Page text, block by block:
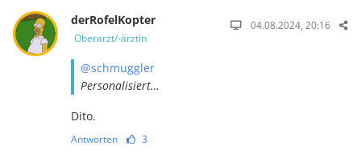
derRofelKopter
Oberarzt/-ärztin
04.08.2024, 20:16
@schmuggler
Personalisiert…
Dito.
Antworten 3